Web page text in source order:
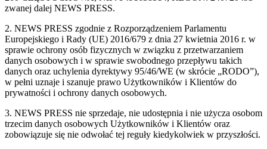
zwanej dalej NEWS PRESS.
2. NEWS PRESS zgodnie z Rozporządzeniem Parlamentu
Europejskiego i Rady (UE) 2016/679 z dnia 27 kwietnia 2016 r. w
sprawie ochrony osób fizycznych w związku z przetwarzaniem
danych osobowych i w sprawie swobodnego przepływu takich
danych oraz uchylenia dyrektywy 95/46/WE (w skrócie „RODO”),
w pełni uznaje i szanuje prawo Użytkowników i Klientów do
prywatności i ochrony danych osobowych.
3. NEWS PRESS nie sprzedaje, nie udostępnia i nie użycza osobom
trzecim danych osobowych Użytkowników i Klientów oraz
zobowiązuje się nie odwołać tej reguły kiedykolwiek w przyszłości.